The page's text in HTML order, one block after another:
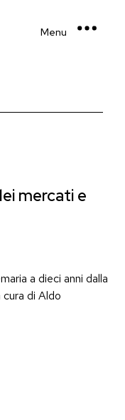
Menu
mercati e
a dieci anni dalla
di Aldo